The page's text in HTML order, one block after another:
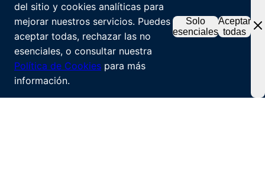
del sitio y cookies analíticas para
mejorar nuestros servicios. Puedes
aceptar todas, rechazar las no
esenciales, o consultar nuestra
Política de Cookies para más
información.
Solo
esenciales
Aceptar
todas